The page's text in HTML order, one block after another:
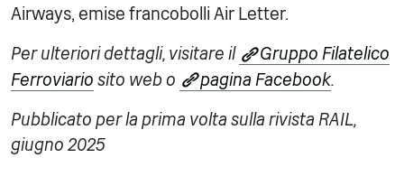
Airways, emise francobolli Air Letter.
Per ulteriori dettagli, visitare il
Gruppo Filatelico
Ferroviario sito web o pagina Facebook.
Pubblicato per la prima volta sulla rivista RAIL,
giugno 2025